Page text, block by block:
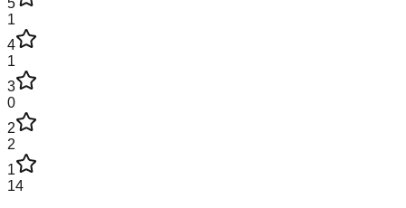
1
4
1
3
0
2
2
1
14